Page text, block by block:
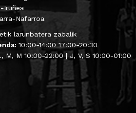
Iruñea
Nafarroa
larunbatera zabalik
10:00-14:00 17:00-20:30
M, M 10:00-22:00 | J, V, S 10:00-01:00